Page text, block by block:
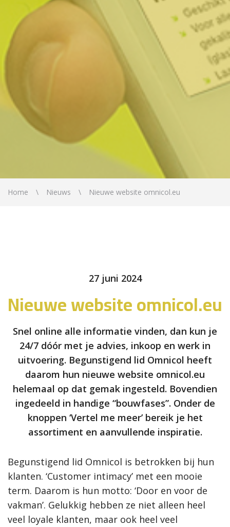
Home Nieuws Nieuwe website omnicol.eu
27 juni 2024
Nieuwe website omnicol.eu
Snel online alle informatie vinden, dan kun je
24/7 dóór met je advies, inkoop en werk in
uitvoering. Begunstigend lid Omnicol heeft
daarom hun nieuwe website omnicol.eu
helemaal op dat gemak ingesteld. Bovendien
ingedeeld in handige “bouwfases”. Onder de
knoppen ‘Vertel me meer’ bereik je het
assortiment en aanvullende inspiratie.
Begunstigend lid Omnicol is betrokken bij hun
klanten. ‘Customer intimacy’ met een mooie
term. Daarom is hun motto: ‘Door en voor de
vakman’. Gelukkig hebben ze niet alleen heel
veel loyale klanten, maar ook heel veel